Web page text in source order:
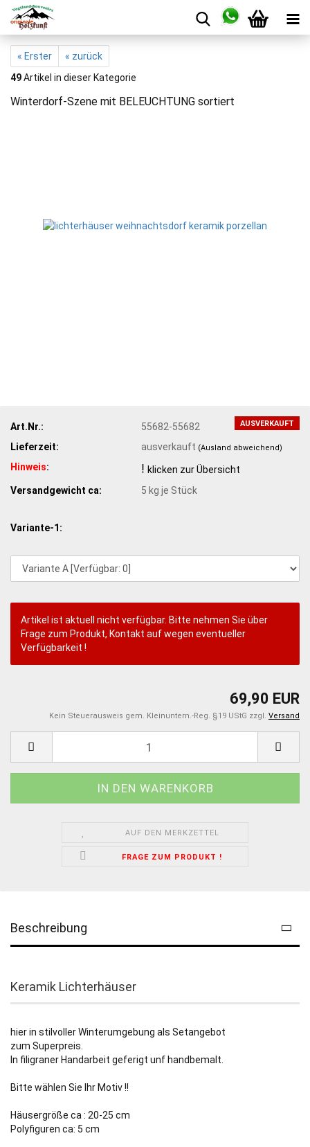
« Erster
« zurück
49Artikel in dieser Kategorie
Winterdorf-Szene mit BELEUCHTUNG sortiert
AUSVERKAUFT
Art.Nr.:
55682-55682
Lieferzeit:
ausverkauft (Ausland abweichend)
Hinweis: ! klicken zur Übersicht
Versandgewicht ca:
5 kg je Stück
Variante-1:
Artikel ist aktuell nicht verfügbar. Bitte nehmen Sie über
Frage zum Produkt, Kontakt auf wegen eventueller
Verfügbarkeit !
69,90 EUR
Kein Steuerausweis gem. Kleinuntern.-Reg. §19 UStG zzgl. Versand
AUF DEN MERKZETTEL
FRAGE ZUM PRODUKT !
Beschreibung
Keramik Lichterhäuser
hier in stilvoller Winterumgebung als Setangebot
zum Superpreis.
In filigraner Handarbeit geferigt unf handbemalt.
Bitte wählen Sie Ihr Motiv !!
Häusergröße ca : 20-25 cm
Polyfiguren ca: 5 cm